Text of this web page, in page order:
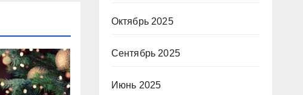
Октябрь 2025
Сентябрь 2025
Июнь 2025